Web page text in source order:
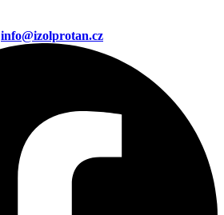
info@izolprotan.cz